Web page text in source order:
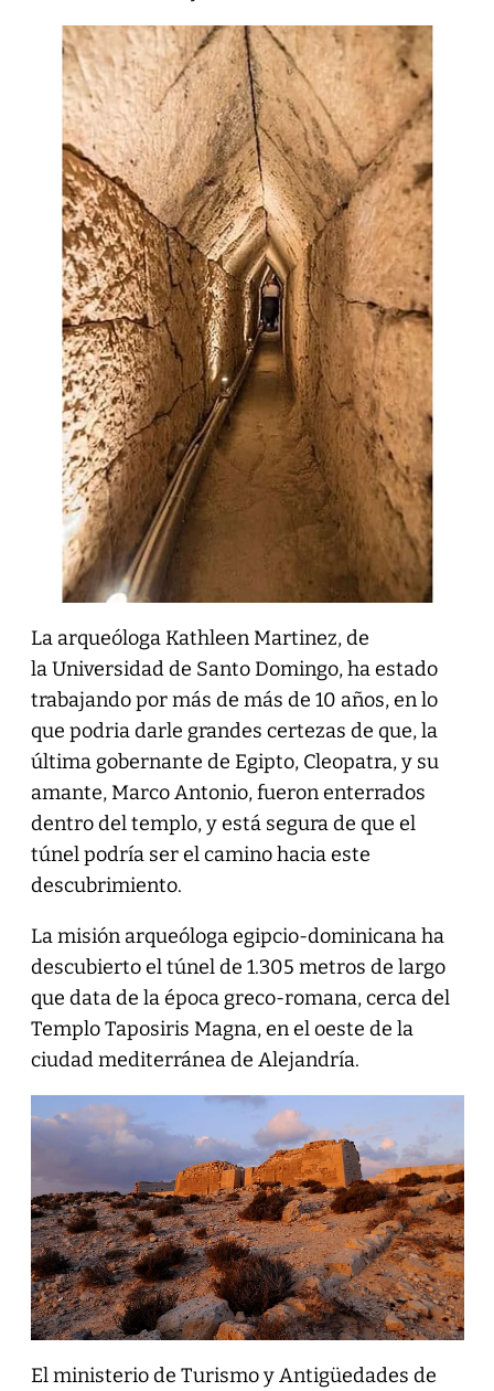
La arqueóloga Kathleen Martinez, de
la Universidad de Santo Domingo, ha estado
trabajando por más de más de 10 años, en lo
que podria darle grandes certezas de que, la
última gobernante de Egipto, Cleopatra, y su
amante, Marco Antonio, fueron enterrados
dentro del templo, y está segura de que el
túnel podría ser el camino hacia este
descubrimiento.
La misión arqueóloga egipcio-dominicana ha
descubierto el túnel de 1.305 metros de largo
que data de la época greco-romana, cerca del
Templo Taposiris Magna, en el oeste de la
ciudad mediterránea de Alejandría.
El ministerio de Turismo y Antigüedades de